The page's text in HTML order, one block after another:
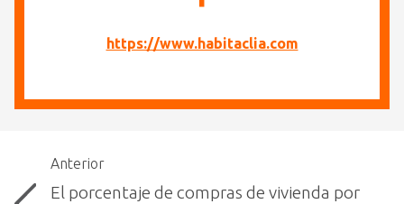
https://www.habitaclia.com
Anterior
El porcentaje de compras de vivienda por